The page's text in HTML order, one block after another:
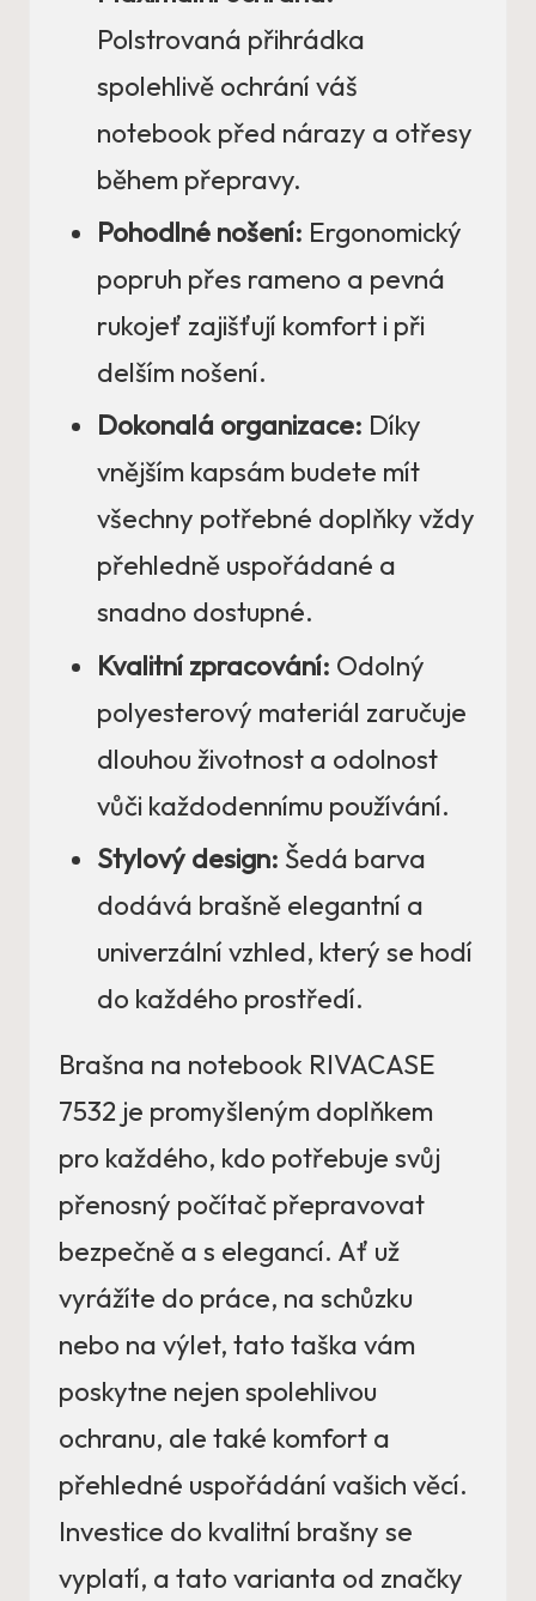
Polstrovaná přihrádka
spolehlivě ochrání váš
notebook před nárazy a otřesy
během přepravy.
Pohodlné nošení: Ergonomický
popruh přes rameno a pevná
rukojeť zajišťují komfort i při
delším nošení.
Dokonalá organizace: Díky
vnějším kapsám budete mít
všechny potřebné doplňky vždy
přehledně uspořádané a
snadno dostupné.
Kvalitní zpracování: Odolný
polyesterový materiál zaručuje
dlouhou životnost a odolnost
vůči každodennímu používání.
Stylový design: Šedá barva
dodává brašně elegantní a
univerzální vzhled, který se hodí
do každého prostředí.
Brašna na notebook RIVACASE
7532 je promyšleným doplňkem
pro každého, kdo potřebuje svůj
přenosný počítač přepravovat
bezpečně a s elegancí. Ať už
vyrážíte do práce, na schůzku
nebo na výlet, tato taška vám
poskytne nejen spolehlivou
ochranu, ale také komfort a
přehledné uspořádání vašich věcí.
Investice do kvalitní brašny se
vyplatí, a tato varianta od značky